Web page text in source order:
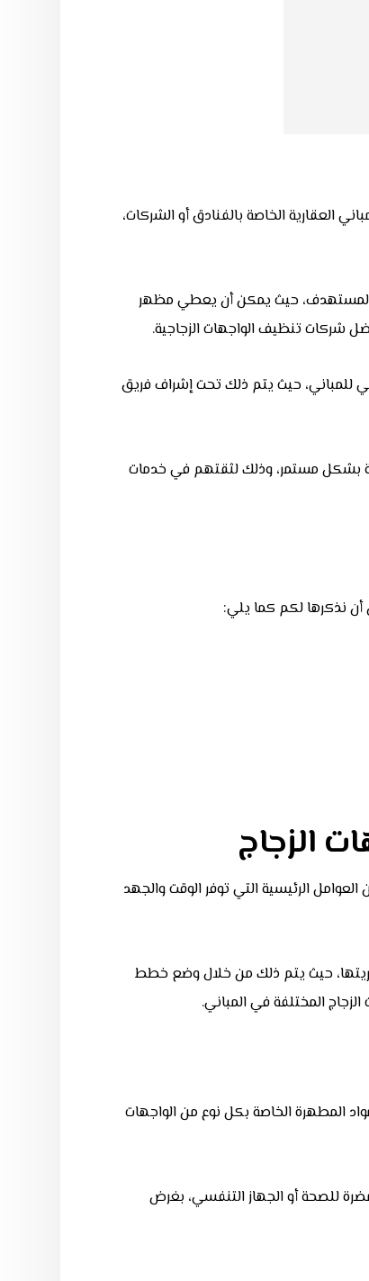
العقارية الخاصة بالفنادق أو الشركات،
المستهدف، حيث يمكن أن يعطي مظهر
شركات تنظيف الواجهات الزجاجية.
للمباني، حيث يتم ذلك تحت إشراف فريق
بشكل مستمر، وذلك لثقتهم في خدمات
أن نذكرها لكم كما يلي:
الزجاج
الرئيسية التي توفر الوقت والجهد
حيث يتم ذلك من خلال وضع خطط
المختلفة في المباني.
المطهرة الخاصة بكل نوع من الواجهات
للصحة أو الجهاز التنفسي، بغرض